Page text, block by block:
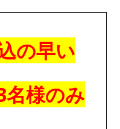
の早い
名様のみ